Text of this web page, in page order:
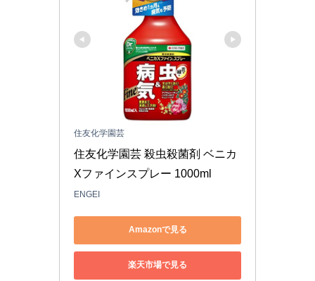
住友化学園芸
住友化学園芸 殺虫殺菌剤 ベニカ
Xファインスプレー 1000ml
ENGEI
Amazonで見る
楽天市場で見る